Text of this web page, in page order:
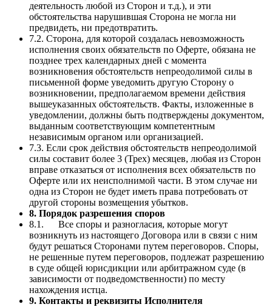
деятельность любой из Сторон и т.д.), и эти
обстоятельства нарушившая Сторона не могла ни
предвидеть, ни предотвратить.
7.2. Сторона, для которой создалась невозможность
исполнения своих обязательств по Оферте, обязана не
позднее трех календарных дней с момента
возникновения обстоятельств непреодолимой силы в
письменной форме уведомить другую Сторону о
возникновении, предполагаемом времени действия
вышеуказанных обстоятельств. Факты, изложенные в
уведомлении, должны быть подтверждены документом,
выданным соответствующим компетентным
независимым органом или организацией.
7.3. Если срок действия обстоятельств непреодолимой
силы составит более 3 (Трех) месяцев, любая из Сторон
вправе отказаться от исполнения всех обязательств по
Оферте или их неисполнимой части. В этом случае ни
одна из Сторон не будет иметь права потребовать от
другой стороны возмещения убытков.
8. Порядок разрешения споров
8.1. Все споры и разногласия, которые могут
возникнуть из настоящего Договора или в связи с ним
будут решаться Сторонами путем переговоров. Споры,
не решенные путем переговоров, подлежат разрешению
в суде общей юрисдикции или арбитражном суде (в
зависимости от подведомственности) по месту
нахождения истца.
9. Контакты и реквизиты Исполнителя